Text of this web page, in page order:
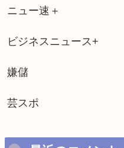
ニュー速＋
ビジネスニュース+
嫌儲
芸スポ